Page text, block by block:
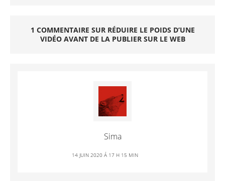
1 COMMENTAIRE SUR RÉDUIRE LE POIDS D’UNE
VIDÉO AVANT DE LA PUBLIER SUR LE WEB
Sima
14 JUIN 2020 Á 17 H 15 MIN